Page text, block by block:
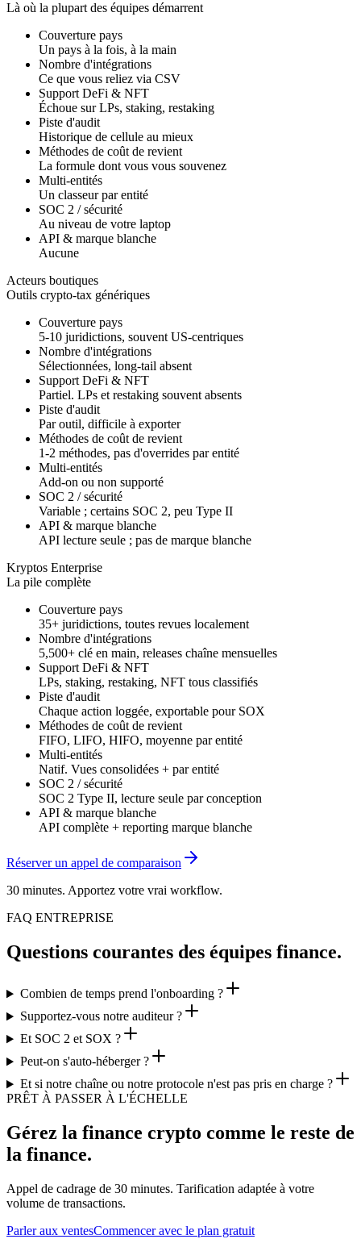
Là où la plupart des équipes démarrent
Couverture pays
Un pays à la fois, à la main
Nombre d'intégrations
Ce que vous reliez via CSV
Support DeFi & NFT
Échoue sur LPs, staking, restaking
Piste d'audit
Historique de cellule au mieux
Méthodes de coût de revient
La formule dont vous vous souvenez
Multi-entités
Un classeur par entité
SOC 2 / sécurité
Au niveau de votre laptop
API & marque blanche
Aucune
Acteurs boutiques
Outils crypto-tax génériques
Couverture pays
5-10 juridictions, souvent US-centriques
Nombre d'intégrations
Sélectionnées, long-tail absent
Support DeFi & NFT
Partiel. LPs et restaking souvent absents
Piste d'audit
Par outil, difficile à exporter
Méthodes de coût de revient
1-2 méthodes, pas d'overrides par entité
Multi-entités
Add-on ou non supporté
SOC 2 / sécurité
Variable ; certains SOC 2, peu Type II
API & marque blanche
API lecture seule ; pas de marque blanche
Kryptos Enterprise
La pile complète
Couverture pays
35+ juridictions, toutes revues localement
Nombre d'intégrations
5,500+ clé en main, releases chaîne mensuelles
Support DeFi & NFT
LPs, staking, restaking, NFT tous classifiés
Piste d'audit
Chaque action loggée, exportable pour SOX
Méthodes de coût de revient
FIFO, LIFO, HIFO, moyenne par entité
Multi-entités
Natif. Vues consolidées + par entité
SOC 2 / sécurité
SOC 2 Type II, lecture seule par conception
API & marque blanche
API complète + reporting marque blanche
Réserver un appel de comparaison
30 minutes. Apportez votre vrai workflow.
FAQ ENTREPRISE
Questions courantes des équipes finance.
Combien de temps prend l'onboarding ?
Supportez-vous notre auditeur ?
Et SOC 2 et SOX ?
Peut-on s'auto-héberger ?
Et si notre chaîne ou notre protocole n'est pas pris en charge ?
PRÊT À PASSER À L'ÉCHELLE
Gérez la finance crypto comme le reste de
la finance.
Appel de cadrage de 30 minutes. Tarification adaptée à votre
volume de transactions.
Parler aux ventesCommencer avec le plan gratuit